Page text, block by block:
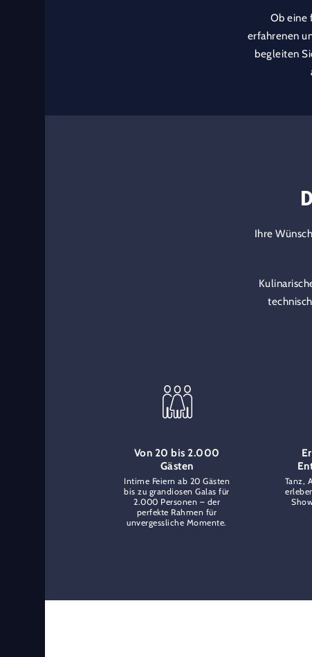
Ob eine
erfahrenen
begleiten
Ihre
Von 20 bis 2.000
Gästen
Intime Feiern ab 20 Gästen
bis zu grandiosen Galas für
2.000 Personen – der
perfekte Rahmen für
unvergessliche Momente.
Tanz,